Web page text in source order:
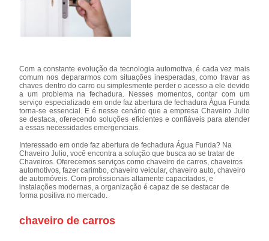
Com a constante evolução da tecnologia automotiva, é cada vez mais
comum nos depararmos com situações inesperadas, como travar as
chaves dentro do carro ou simplesmente perder o acesso a ele devido
a um problema na fechadura. Nesses momentos, contar com um
serviço especializado em onde faz abertura de fechadura Água Funda
torna-se essencial. E é nesse cenário que a empresa Chaveiro Julio
se destaca, oferecendo soluções eficientes e confiáveis para atender
a essas necessidades emergenciais.
Interessado em onde faz abertura de fechadura Água Funda? Na
Chaveiro Julio, você encontra a solução que busca ao se tratar de
Chaveiros. Oferecemos serviços como chaveiro de carros, chaveiros
automotivos, fazer carimbo, chaveiro veicular, chaveiro auto, chaveiro
de automóveis. Com profissionais altamente capacitados, e
instalações modernas, a organização é capaz de se destacar de
forma positiva no mercado.
chaveiro de carros